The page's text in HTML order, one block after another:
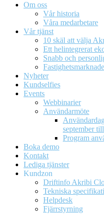
Om oss
Vår historia
Våra medarbetare
Vår tjänst
10 skäl att välja
Ett helintegrerat
Snabb och
Nyheter
Kundselfies
Events
Webbinarier
Användarmöte
september
Program
Boka demo
Kontakt
Lediga tjänster
Kundzon
Driftinfo Akribi
Tekniska
Helpdesk
Fjärrstyrning